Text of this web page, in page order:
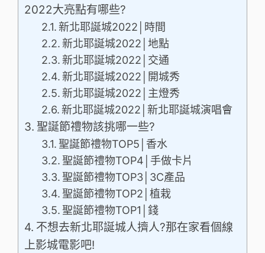
2022大亮點有哪些?
新北耶誕城2022│時間
新北耶誕城2022│地點
新北耶誕城2022│交通
新北耶誕城2022│開城秀
新北耶誕城2022│主燈秀
新北耶誕城2022│新北耶誕城演唱會
聖誕節禮物該挑哪一些?
聖誕節禮物TOP5│香水
聖誕節禮物TOP4│手做卡片
聖誕節禮物TOP3│3C產品
聖誕節禮物TOP2│植栽
聖誕節禮物TOP1│錢
不想去新北耶誕城人擠人?那在家看個線
上影城電影吧!